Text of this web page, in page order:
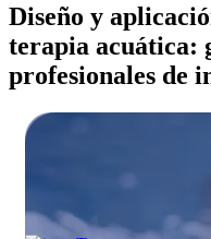
Diseño y
terapia acuática:
profesionales de